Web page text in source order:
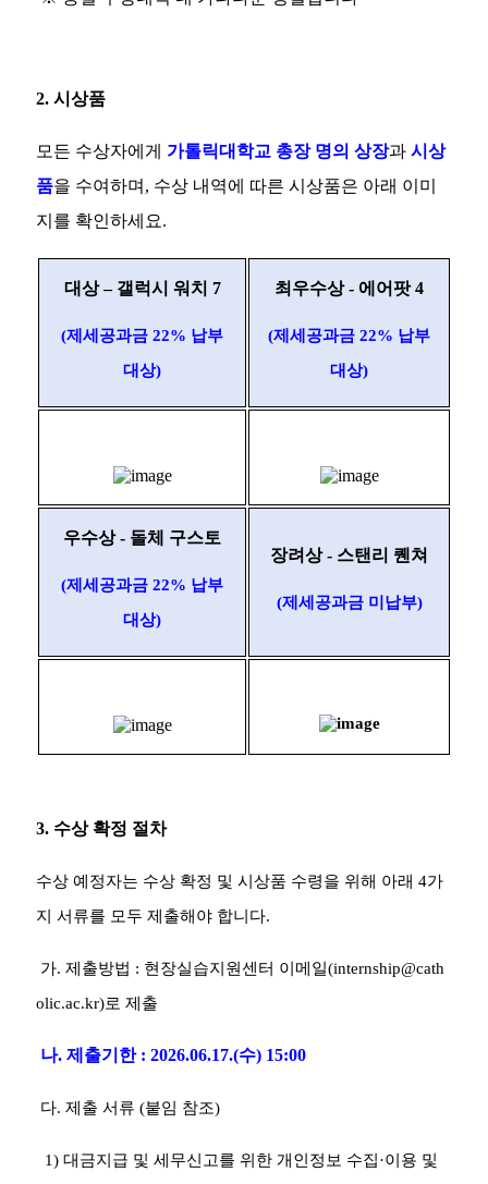
2. 시상품
모든 수상자에게 가톨릭대학교 총장 명의 상장과 시상
품을 수여하며 , 수상 내역에 따른 시상품은 아래 이미
지를 확인하세요.
대상– 갤럭시 워치 7
(제세공과금 22% 납부
대상)
최우수상- 에어팟4
(제세공과금 22% 납부
대상)
우수상- 돌체 구스토
(제세공과금 22% 납부
대상)
장려상- 스탠리 퀜쳐
(제세공과금 미납부)
3. 수상 확정 절차
수상 예정자는 수상 확정 및 시상품 수령을 위해 아래 4가
지 서류를 모두 제출해야 합니다.
가. 제출방법 : 현장실습지원센터 이메일(internship@cath
olic.ac.kr)로 제출
나. 제출기한 : 2026.06.17.(수) 15:00
다. 제출 서류 (붙임 참조)
1) 대금지급 및 세무신고를 위한 개인정보 수집·이용 및